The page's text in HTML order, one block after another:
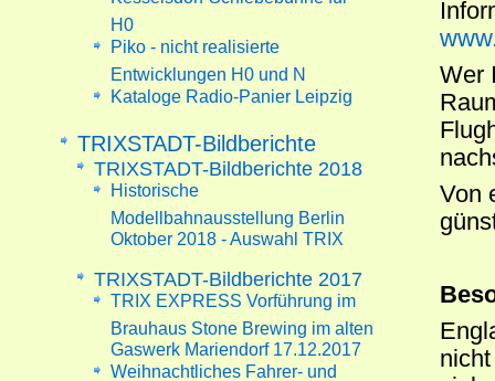
Wer
Von
H0
Piko - nicht realisierte
Entwicklungen H0 und N
Kataloge Radio-Panier Leipzig
TRIXSTADT-Bildberichte
TRIXSTADT-Bildberichte 2018
Historische
Modellbahnausstellung Berlin
Oktober 2018 - Auswahl TRIX
TRIXSTADT-Bildberichte 2017
TRIX EXPRESS Vorführung im
Brauhaus Stone Brewing im alten
Gaswerk Mariendorf 17.12.2017
Weihnachtliches Fahrer- und